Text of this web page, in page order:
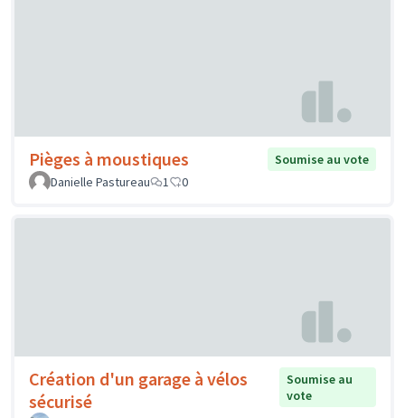
Pièges à moustiques
Soumise au vote
Danielle Pastureau
1 0
Création d'un garage à vélos
sécurisé
Soumise au
vote